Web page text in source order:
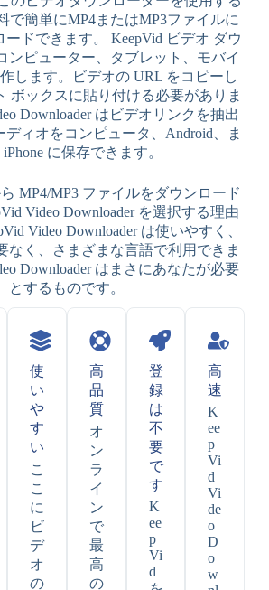
で簡単にMP4またはMP3ファイルに
ドできます。 KeepVid ビデオ ダウ
ンピューター、タブレット、モバイ
します。ビデオの URL をコピーし
ボックスに貼り付ける必要がありま
Downloader はビデオリンクを抽出
ディオをコンピュータ、Android、ま
に保存できます。
ら MP4/MP3 ファイルをダウンロード
Video Downloader を選択する理由
Video Downloader は使いやすく、
なく、さまざまな言語で利用できま
Downloader はまさにあなたが必要
とするものです。
使
い
や
す
い
こ
こ
に
ビ
デ
オ
の
高
品
質
オ
ン
ラ
イ
ン
で
最
高
の
登
録
は
不
要
で
す
K
ee
p
Vi
d
高
速
K
ee
p
Vi
d
Vi
de
o
D
o
w